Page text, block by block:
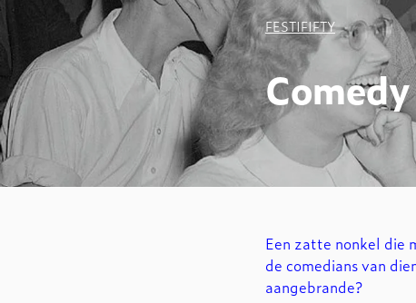
FESTIFIFTY
Een zatte nonkel die
de comedians van
aangebrande?